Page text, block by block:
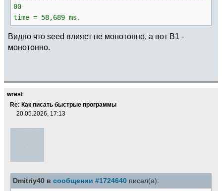
00
time = 58,689 ms.
Видно что seed влияет не монотонно, а вот B1 -
монотонно.
wrest
Re: Как писать быстрые программы
20.05.2026, 17:13
Dmitriy40 в сообщении #1724640 писал(а):